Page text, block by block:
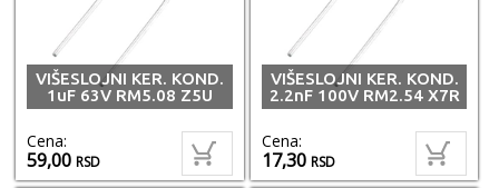
VIŠESLOJNI KER. KOND.
1uF 63V RM5.08 Z5U
Cena:
59,00RSD
VIŠESLOJNI KER. KOND.
2.2nF 100V RM2.54 X7R
Cena:
17,30RSD